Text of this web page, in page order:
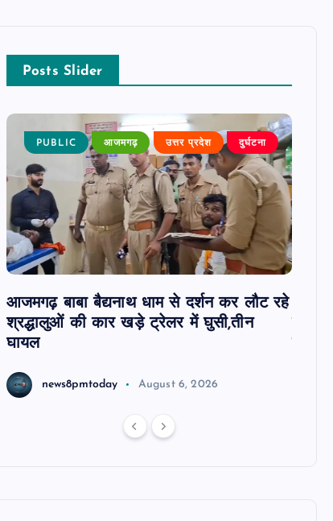
Posts Slider
PUBLIC आजमगढ़ उत्तर प्रदेश दुर्घटना
आजमगढ़ बाबा बैद्यनाथ धाम से दर्शन कर लौट रहे
श्रद्धालुओं की कार खड़े ट्रेलर में घुसी,तीन
घायल
news8pmtoday August 6, 2026
हाजिरी